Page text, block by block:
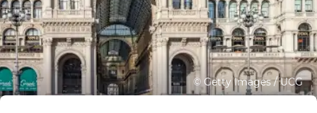
© Getty Images / UCG